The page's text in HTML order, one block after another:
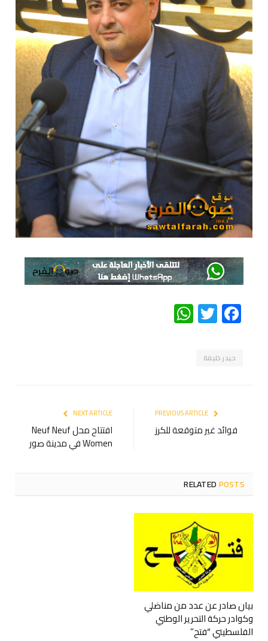
Facebook
Twitter
WhatsApp
حيدر خليفة
فوائد غير متوقعة للكرز
NEXT ARTICLE
افتتاح محل Neuf Neuf
Women في مدينة صور
RELATEDPOSTS
بيان صادر عن عدد من مناضلي
وكوادر حركة التحرير الوطني
الفلسطيني “فتح”